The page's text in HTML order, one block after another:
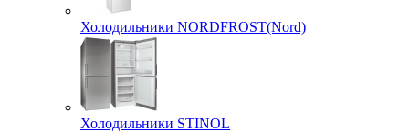
Холодильники NORDFROST(Nord)
Холодильники STINOL